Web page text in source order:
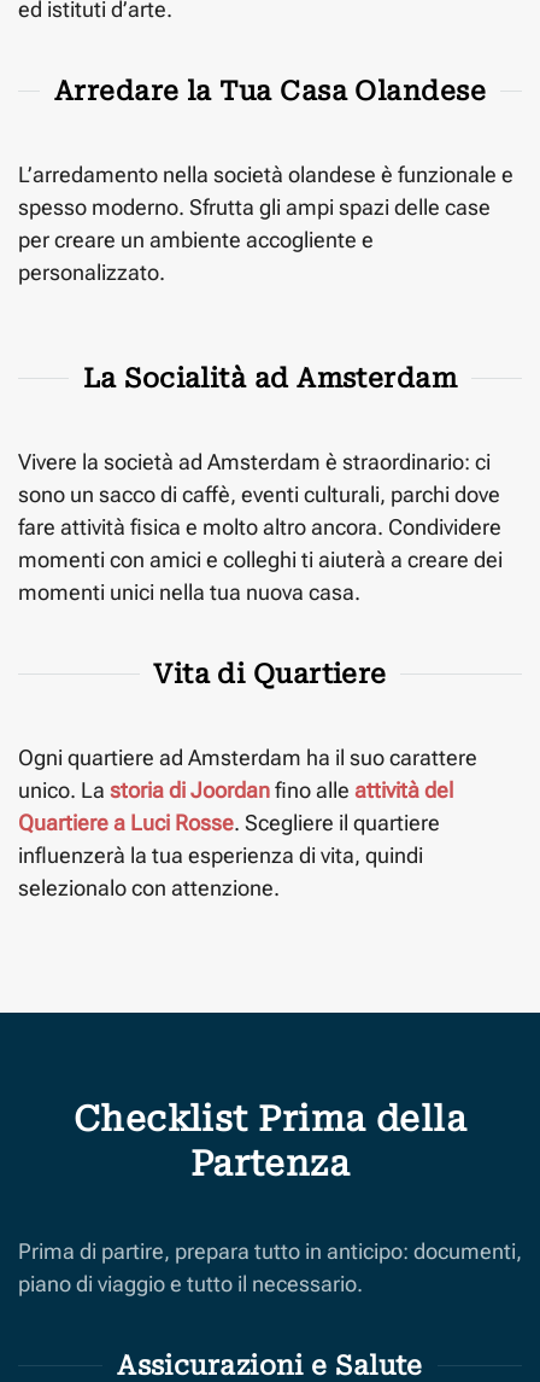
ed istituti d’arte.
Arredare la Tua Casa Olandese
L’arredamento nella società olandese è funzionale e
spesso moderno. Sfrutta gli ampi spazi delle case
per creare un ambiente accogliente e
personalizzato.
La Socialità ad Amsterdam
Vivere la società ad Amsterdam è straordinario: ci
sono un sacco di caffè, eventi culturali, parchi dove
fare attività fisica e molto altro ancora. Condividere
momenti con amici e colleghi ti aiuterà a creare dei
momenti unici nella tua nuova casa.
Vita di Quartiere
Ogni quartiere ad Amsterdam ha il suo carattere
unico. La storia di Joordanfino alle attività del
Quartiere a Luci Rosse. Scegliere il quartiere
influenzerà la tua esperienza di vita, quindi
selezionalo con attenzione.
Checklist Prima della
Partenza
Prima di partire, prepara tutto in anticipo: documenti,
piano di viaggio e tutto il necessario.
Assicurazioni e Salute